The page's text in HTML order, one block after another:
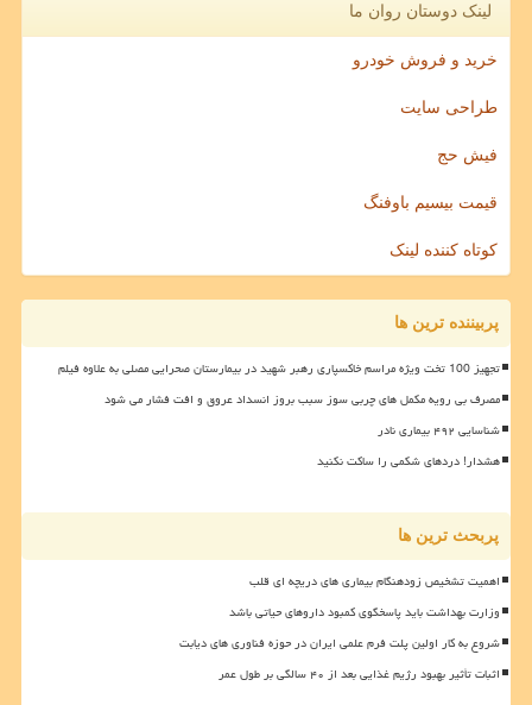
لینک دوستان روان ما
خرید و فروش خودرو
طراحی سایت
فیش حج
قیمت بیسیم باوفنگ
کوتاه کننده لینک
پربیننده ترین ها
تجهیز 100 تخت ویژه مراسم خاکسپاری رهبر شهید در بیمارستان صحرایی مصلی به علاوه فیلم
مصرف بی رویه مکمل های چربی سوز سبب بروز انسداد عروق و افت فشار می شود
شناسایی ۴۹۲ بیماری نادر
هشدار! دردهای شکمی را ساکت نکنید
پربحث ترین ها
اهمیت تشخیص زودهنگام بیماری های دریچه ای قلب
وزارت بهداشت باید پاسخگوی کمبود داروهای حیاتی باشد
شروع به کار اولین پلت فرم علمی ایران در حوزه فناوری های دیابت
اثبات تأثیر بهبود رژیم غذایی بعد از ۴۰ سالگی بر طول عمر